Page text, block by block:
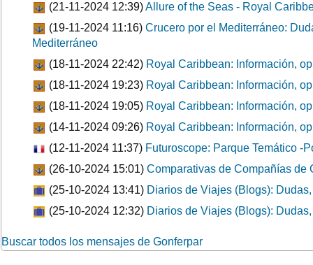
(21-11-2024 12:39)Allure of the Seas - Royal
(19-11-2024 11:16) Crucero por el Mediterráneo:
Mediterráneo
(18-11-2024 22:42) Royal Caribbean: Información,
(18-11-2024 19:23) Royal Caribbean: Información,
(18-11-2024 19:05) Royal Caribbean: Información,
(14-11-2024 09:26) Royal Caribbean: Información,
(12-11-2024 11:37) Futuroscope: Parque Temático -
(26-10-2024 15:01) Comparativas de Compañías de
(25-10-2024 13:41) Diarios de Viajes (Blogs):
(25-10-2024 12:32) Diarios de Viajes (Blogs):
Buscar todos los mensajes de Gonferpar